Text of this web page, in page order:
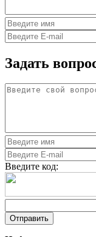
Задать
Введите код: